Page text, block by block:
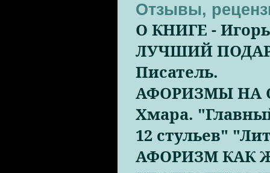
Отзывы,
О КНИГЕ -
ЛУЧШИЙ
Писатель.
АФОРИЗМЫ НА
Хмара.
12 стульев"
АФОРИЗМ КАК